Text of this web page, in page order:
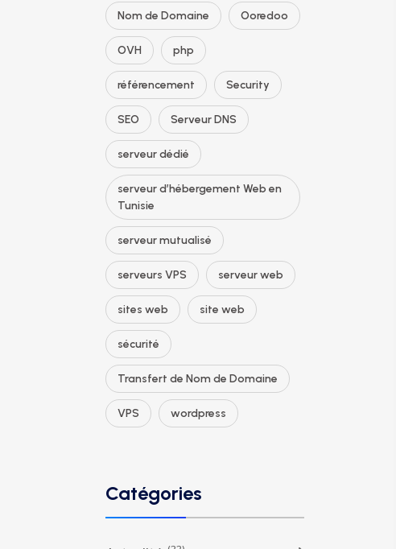
Nom de Domaine Ooredoo
OVH php
référencement Security
SEO Serveur DNS
serveur dédié
serveur d’hébergement Web en
Tunisie
serveur mutualisé
serveurs VPS serveur web
sites web site web
sécurité
Transfert de Nom de Domaine
VPS wordpress
Catégories